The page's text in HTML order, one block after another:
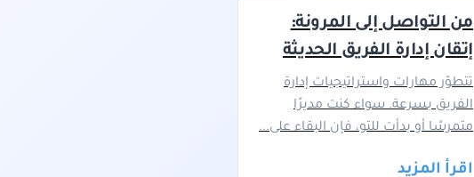
من التواصل إلى المرونة:
إتقان إدارة الفريق الحديثة
تتطوّر مهارات واستراتيجيات إدارة
الفريق بسرعة. سواء كنت مديرًا
متمرسًا أو بدأت للتو، فإن البقاء على...
اقرأ المزيد